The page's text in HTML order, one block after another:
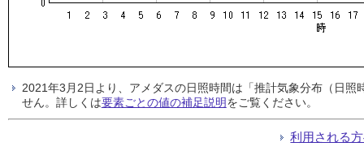
2021年3月2日より、アメダスの日照時間は「推計気象分布（日
せん。詳しくは要素ごとの値の補足説明をご覧ください。
利用される